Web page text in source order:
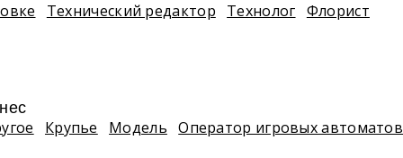
Технический редактор Технолог Флорист
Крупье Модель
Оператор игровых автоматов